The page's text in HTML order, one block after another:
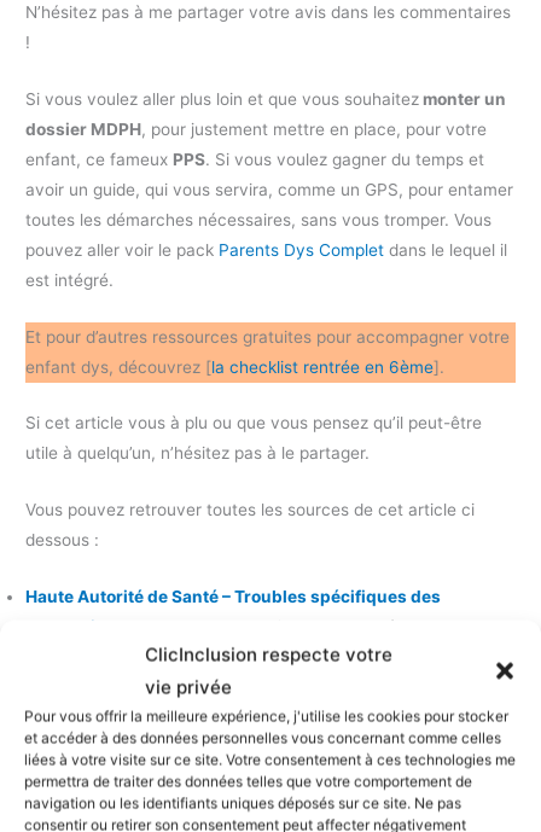
ClicInclusion respecte votre
vie privée
Pour vous offrir la meilleure expérience, j'utilise les cookies pour stocker
et accéder à des données personnelles vous concernant comme celles
liées à votre visite sur ce site. Votre consentement à ces technologies me
permettra de traiter des données telles que votre comportement de
navigation ou les identifiants uniques déposés sur ce site. Ne pas
consentir ou retirer son consentement peut affecter négativement
N’hésitez pas à me partager votre avis dans les commentaires
!
Si vous voulez aller plus loin et que vous souhaitez monter un
dossier MDPH, pour justement mettre en place, pour votre
enfant, ce fameux PPS. Si vous voulez gagner du temps et
avoir un guide, qui vous servira, comme un GPS, pour entamer
toutes les démarches nécessaires, sans vous tromper. Vous
pouvez aller voir le pack Parents Dys Complet dans le lequel il
est intégré.
Et pour d’autres ressources gratuites pour accompagner votre
enfant dys, découvrez [la checklist rentrée en 6ème].
Si cet article vous à plu ou que vous pensez qu’il peut-être
utile à quelqu’un, n’hésitez pas à le partager.
Vous pouvez retrouver toutes les sources de cet article ci
dessous :
Haute Autorité de Santé – Troubles spécifiques des
apprentissages
: recommandations sur le repérage et
l’orientation des enfants présentant des troubles spécifiques
des apprentissages.
Ministère de l’Éducation nationale – Les troubles du
neurodéveloppement : présentation des différents troubles
du neurodéveloppement et de leurs conséquences à l’école.
INSERM – Expertise collective sur les troubles des